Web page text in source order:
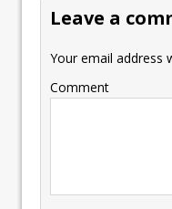
Leave a
Your email address
Comment